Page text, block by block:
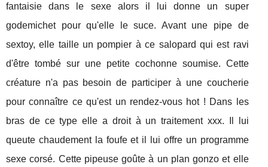
fantaisie dans le sexe alors il lui donne un super
godemichet pour qu'elle le suce. Avant une pipe de
sextoy, elle taille un pompier à ce salopard qui est ravi
d'être tombé sur une petite cochonne soumise. Cette
créature n'a pas besoin de participer à une coucherie
pour connaître ce qu'est un rendez-vous hot ! Dans les
bras de ce type elle a droit à un traitement xxx. Il lui
queute chaudement la foufe et il lui offre un programme
sexe corsé. Cette pipeuse goûte à un plan gonzo et elle